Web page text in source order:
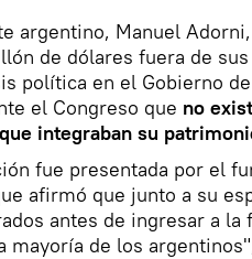
argentino, Manuel
de dólares fuera de
política en el Gobierno de
el Congreso que no
integraban su
fue presentada por el
afirmó que junto a su
antes de ingresar a
mayoría de los